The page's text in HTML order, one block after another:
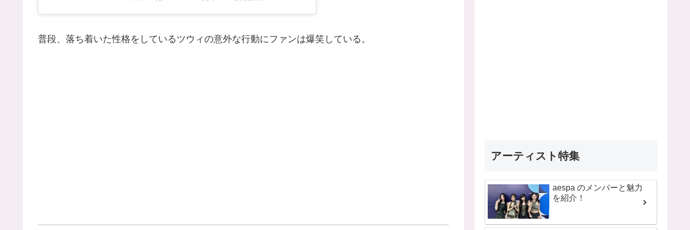
普段、落ち着いた性格をしているツウィの意外な行動にファンは爆笑している。
アーティスト特集
aespa のメンバーと魅力
を紹介！